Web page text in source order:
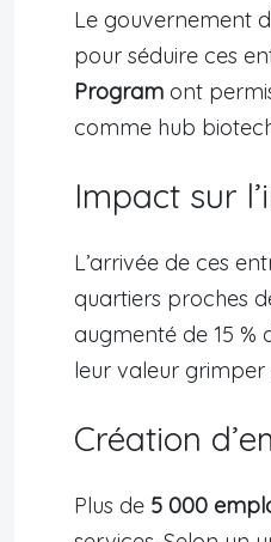
Le gouvernement
pour séduire ces
Program ont
comme hub
Impact sur
L’arrivée de ces
quartiers proches
augmenté de 15 %
leur valeur grimper
Création
Plus de 5 000